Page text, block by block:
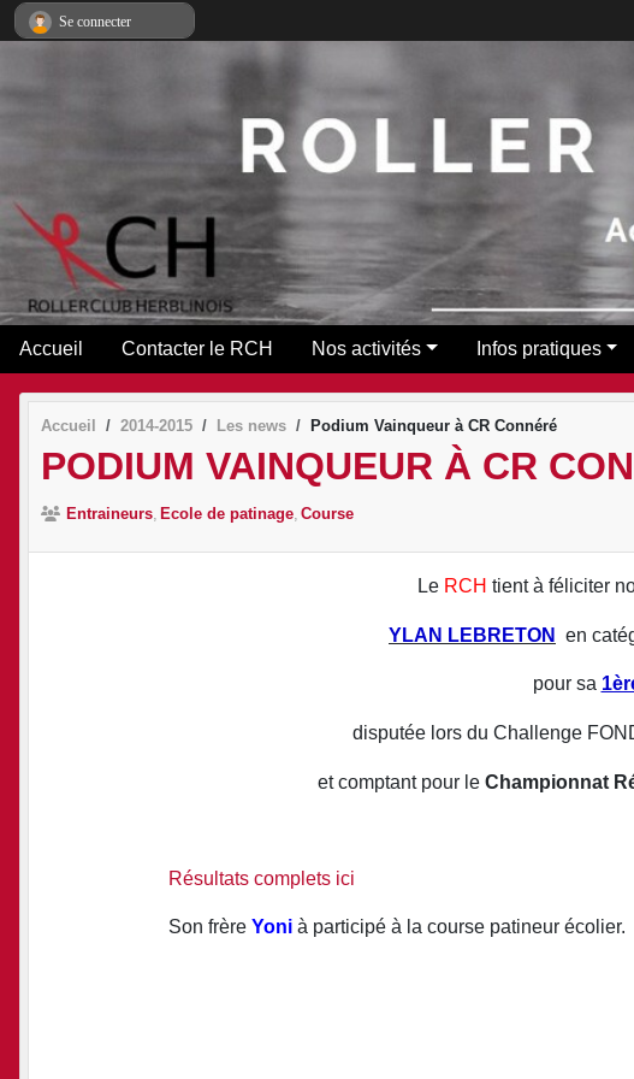
Accueil Contacter le RCH Nos activités Infos pratiques
Accueil 2014-2015 Les news Podium Vainqueur à CR Connéré
PODIUM VAINQUEUR À CR
Entraineurs Ecole de patinage Course
Le RCH tient à féliciter
YLAN LEBRETON en
pour sa
disputée lors du Challenge
et comptant pour le Championnat
Résultats complets ici
Son frère Yoni à participé à la course patineur écolier.
Se connecter
Panneau de gestion des cookies